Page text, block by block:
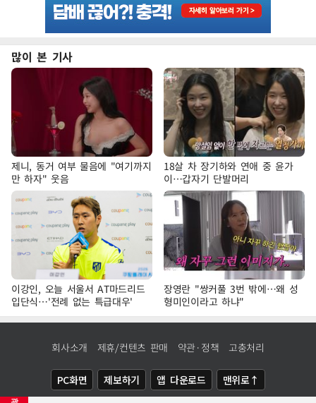
많이 본 기사
제니, 동거 여부 물음에 "여기까지
만 하자" 웃음
18살 차 장기하와 연애 중 윤가
이…갑자기 단발머리
이강인, 오늘 서울서 AT마드리드
입단식…'전례 없는 특급대우'
장영란 "쌍커풀 3번 밖에…왜 성
형미인이라고 하냐"
회사소개 제휴/컨텐츠 판매 약관·정책 고충처리
PC화면 제보하기 앱 다운로드 맨위로↑